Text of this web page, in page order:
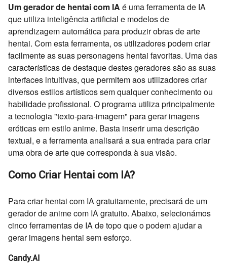
Um gerador de hentai com IA é uma ferramenta de IA
que utiliza inteligência artificial e modelos de
aprendizagem automática para produzir obras de arte
hentai. Com esta ferramenta, os utilizadores podem criar
facilmente as suas personagens hentai favoritas. Uma das
características de destaque destes geradores são as suas
interfaces intuitivas, que permitem aos utilizadores criar
diversos estilos artísticos sem qualquer conhecimento ou
habilidade profissional. O programa utiliza principalmente
a tecnologia "texto-para-imagem" para gerar imagens
eróticas em estilo anime. Basta inserir uma descrição
textual, e a ferramenta analisará a sua entrada para criar
uma obra de arte que corresponda à sua visão.
Como Criar Hentai com IA?
Para criar hentai com IA gratuitamente, precisará de um
gerador de anime com IA gratuito. Abaixo, selecionámos
cinco ferramentas de IA de topo que o podem ajudar a
gerar imagens hentai sem esforço.
Candy.AI